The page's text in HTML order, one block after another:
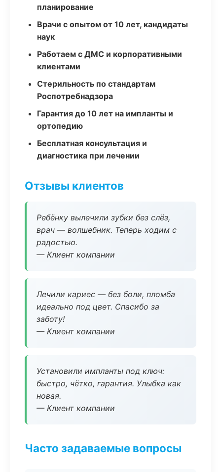
планирование
Врачи с опытом от 10 лет, кандидаты
наук
Работаем с ДМС и корпоративными
клиентами
Стерильность по стандартам
Роспотребнадзора
Гарантия до 10 лет на импланты и
ортопедию
Бесплатная консультация и
диагностика при лечении
Отзывы клиентов
Ребёнку вылечили зубки без слёз,
врач — волшебник. Теперь ходим с
радостью.
— Клиент компании
Лечили кариес — без боли, пломба
идеально под цвет. Спасибо за
заботу!
— Клиент компании
Установили импланты под ключ:
быстро, чётко, гарантия. Улыбка как
новая.
— Клиент компании
Часто задаваемые вопросы